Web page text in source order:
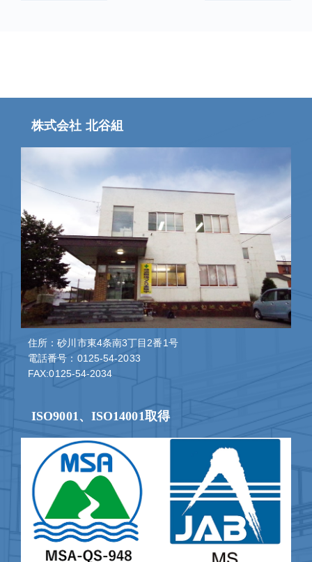
株式会社 北谷組
住所：砂川市東4条南3丁目2番1号
電話番号：0125-54-2033
FAX:0125-54-2034
ISO9001、ISO14001取得